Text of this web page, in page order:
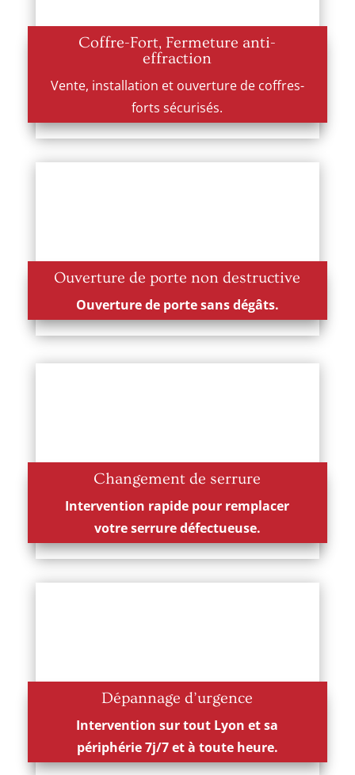
Coffre-Fort, Fermeture anti-
effraction
Vente, installation et ouverture de coffres-
forts sécurisés.
Ouverture de porte non destructive
Ouverture de porte sans dégâts.
Changement de serrure
Intervention rapide pour remplacer
votre serrure défectueuse.
Dépannage d’urgence
Intervention sur tout Lyon et sa
périphérie 7j/7 et à toute heure.